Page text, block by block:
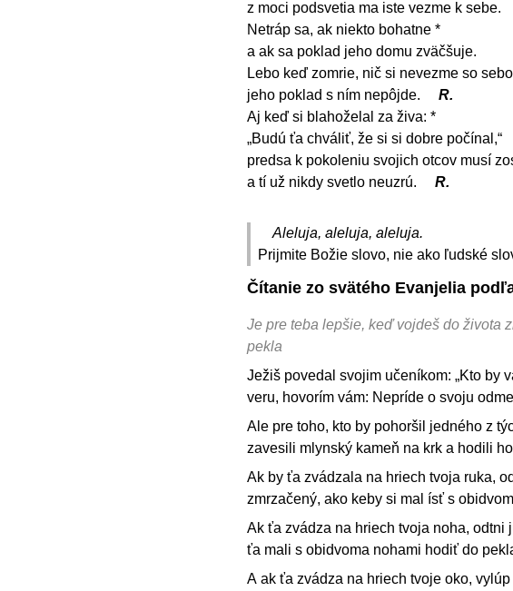
z moci podsvetia ma iste vezme k sebe.
Netráp sa, ak niekto bohatne *
a ak sa poklad jeho domu zväčšuje.
Lebo keď zomrie, nič si nevezme so
jeho poklad s ním nepôjde.
R.
Aj keď si blahoželal za živa: *
„Budú ťa chváliť, že si si dobre počínal,“
predsa k pokoleniu svojich otcov musí
a tí už nikdy svetlo neuzrú.
R.
Aleluja, aleluja, aleluja.
Prijmite Božie slovo, nie ako ľudské
Čítanie zo svätého Evanjelia
Je pre teba lepšie, keď vojdeš do života
pekla
Ježiš povedal svojim učeníkom: „Kto by
veru, hovorím vám: Nepríde o svoju
Ale pre toho, kto by pohoršil jedného z
zavesili mlynský kameň na krk a hodili
Ak by ťa zvádzala na hriech tvoja ruka,
zmrzačený, ako keby si mal ísť s
Ak ťa zvádza na hriech tvoja noha, odtni
ťa mali s obidvoma nohami hodiť do
A ak ťa zvádza na hriech tvoje oko,